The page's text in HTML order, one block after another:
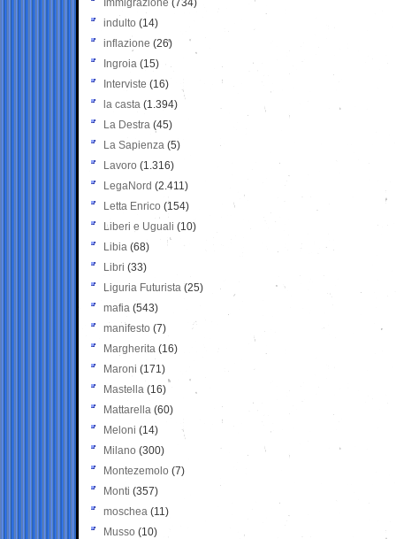
Immigrazione (734)
indulto (14)
inflazione (26)
Ingroia (15)
Interviste (16)
la casta (1.394)
La Destra (45)
La Sapienza (5)
Lavoro (1.316)
LegaNord (2.411)
Letta Enrico (154)
Liberi e Uguali (10)
Libia (68)
Libri (33)
Liguria Futurista (25)
mafia (543)
manifesto (7)
Margherita (16)
Maroni (171)
Mastella (16)
Mattarella (60)
Meloni (14)
Milano (300)
Montezemolo (7)
Monti (357)
moschea (11)
Musso (10)